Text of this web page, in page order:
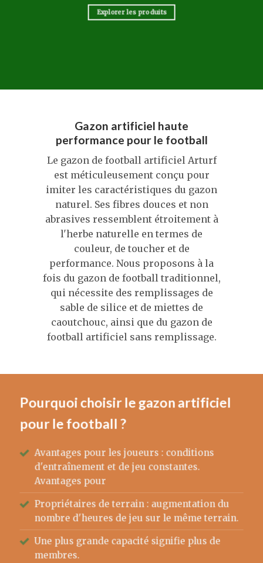
Explorer les produits
Gazon artificiel haute
performance pour le football
Le gazon de football artificiel Arturf
est méticuleusement conçu pour
imiter les caractéristiques du gazon
naturel. Ses fibres douces et non
abrasives ressemblent étroitement à
l'herbe naturelle en termes de
couleur, de toucher et de
performance. Nous proposons à la
fois du gazon de football traditionnel,
qui nécessite des remplissages de
sable de silice et de miettes de
caoutchouc, ainsi que du gazon de
football artificiel sans remplissage.
Pourquoi choisir le gazon artificiel
pour le football ?
Avantages pour les joueurs : conditions
d'entraînement et de jeu constantes.
Avantages pour
Propriétaires de terrain : augmentation du
nombre d'heures de jeu sur le même terrain.
Une plus grande capacité signifie plus de
membres.